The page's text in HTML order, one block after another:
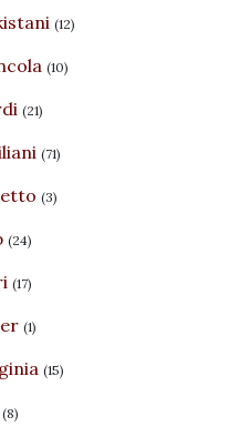
(12)
(10)
(21)
(71)
(3)
(24)
(17)
(1)
(15)
(8)